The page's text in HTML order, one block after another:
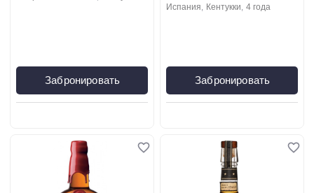
Забронировать
испания кентукки 4 года
Забронировать